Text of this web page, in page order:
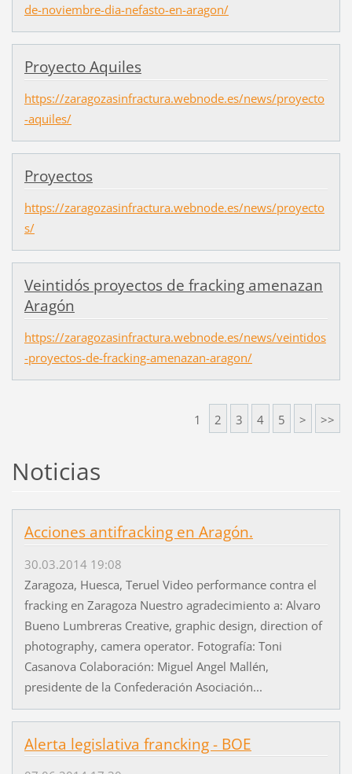
de-noviembre-dia-nefasto-en-aragon/
Proyecto Aquiles
https://zaragozasinfractura.webnode.es/news/proyecto
-aquiles/
Proyectos
https://zaragozasinfractura.webnode.es/news/proyecto
s/
Veintidós proyectos de fracking amenazan
Aragón
https://zaragozasinfractura.webnode.es/news/veintidos
-proyectos-de-fracking-amenazan-aragon/
1 2 3 4 5 > >>
Noticias
Acciones antifracking en Aragón.
30.03.2014 19:08
Zaragoza, Huesca, Teruel Video performance contra el
fracking en Zaragoza Nuestro agradecimiento a: Alvaro
Bueno Lumbreras Creative, graphic design, direction of
photography, camera operator. Fotografía: Toni
Casanova Colaboración: Miguel Angel Mallén,
presidente de la Confederación Asociación...
Alerta legislativa francking - BOE